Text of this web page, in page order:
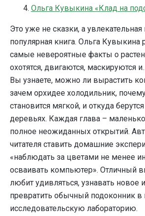
4. Ольга Кувыкина «Клад на
Это уже не сказки, а увлекательная
популярная книга. Ольга Кувыкина
самые невероятные факты о
охотятся, двигаются, маскируются
Вы узнаете, можно ли вырастить
зачем орхидее холодильник,
становится мягкой, и откуда
деревьях. Каждая глава –
полное неожиданных открытий.
читателя ставить домашние
«наблюдать за цветами не менее
осваивать компьютер». Отличный
любит удивляться, узнавать новое
превратить обычный подоконник
исследовательскую лабораторию.